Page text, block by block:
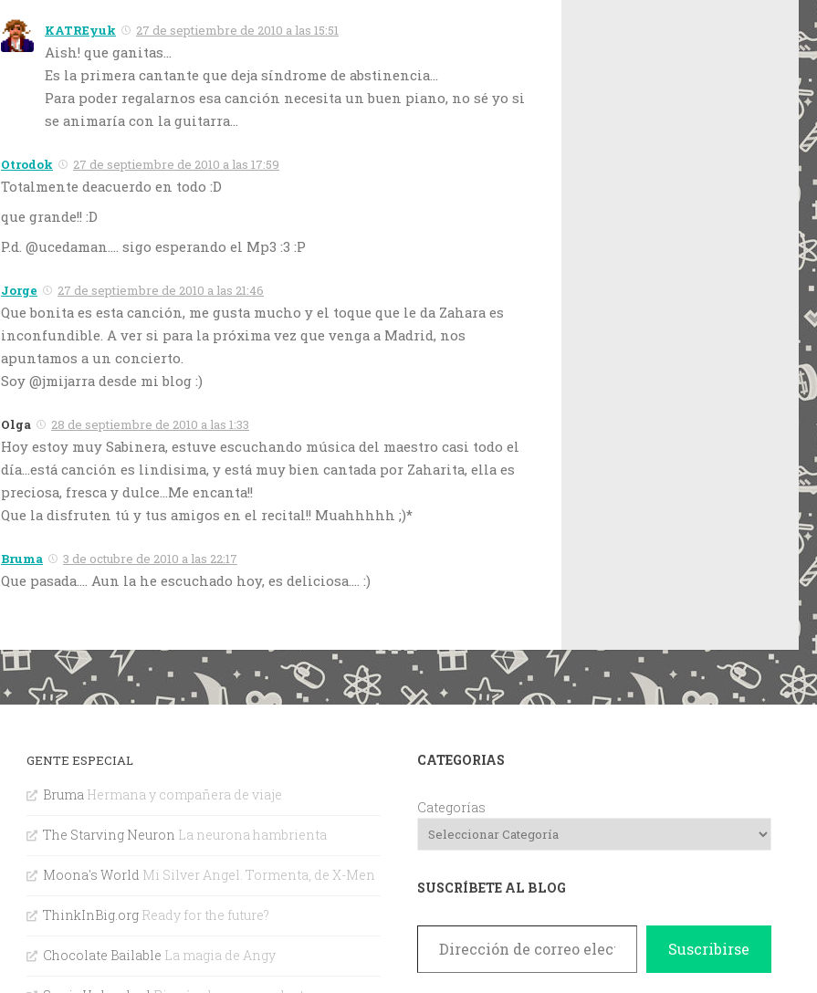
KATREyuk 27 de septiembre de 2010 a las 15:51
Aish! que ganitas…
Es la primera cantante que deja síndrome de abstinencia…
Para poder regalarnos esa canción necesita un buen piano, no sé yo si
se animaría con la guitarra…
Otrodok 27 de septiembre de 2010 a las 17:59
Totalmente deacuerdo en todo :D
que grande!! :D
P.d. @ucedaman…. sigo esperando el Mp3 :3 :P
Jorge 27 de septiembre de 2010 a las 21:46
Que bonita es esta canción, me gusta mucho y el toque que le da Zahara es
inconfundible. A ver si para la próxima vez que venga a Madrid, nos
apuntamos a un concierto.
Soy @jmijarra desde mi blog :)
Olga 28 de septiembre de 2010 a las 1:33
Hoy estoy muy Sabinera, estuve escuchando música del maestro casi todo el
día…está canción es lindisima, y está muy bien cantada por Zaharita, ella es
preciosa, fresca y dulce…Me encanta!!
Que la disfruten tú y tus amigos en el recital!! Muahhhhh ;)*
Bruma 3 de octubre de 2010 a las 22:17
Que pasada…. Aun la he escuchado hoy, es deliciosa…. :)
GENTE ESPECIAL
Bruma Hermana y compañera de viaje
The Starving Neuron La neurona hambrienta
Moona's World Mi Silver Angel. Tormenta, de X-Men
ThinkInBig.orgReady for the future?
Chocolate Bailable La magia de Angy
CATEGORIAS
Categorías
SUSCRÍBETE AL BLOG
Dirección de correo electrónico
Suscribirse